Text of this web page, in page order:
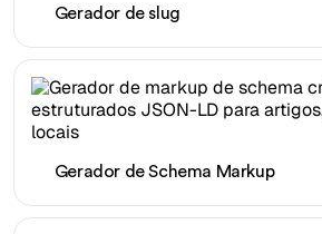
Gerador de slug
Gerador de Schema Markup